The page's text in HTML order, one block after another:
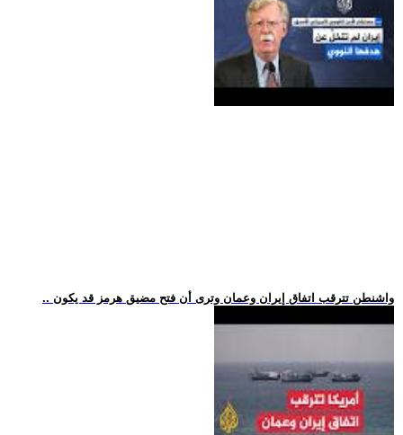
.. واشنطن تترقب اتفاق إيران وعمان وترى أن فتح مضيق هرمز قد يكون